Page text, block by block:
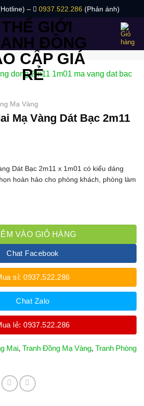
– 0937.522.286 (Phản ánh)
Mạ Vàng
Mạ Vàng Dát Bạc 2m11
Dát Bạc 2m11 x 1m01 có kiểu dáng
hoàn hảo cho phòng khách, phòng làm
Dát Bạc 2m11 x 1m01 số lượng
VÀO GIỎ HÀNG
Chat Facebook
sỉ: 0937.522.286
Chat Zalo
lẻ: 0937.522.286
Mai, Tranh Đồng Mạ Vàng, Tranh Phòng